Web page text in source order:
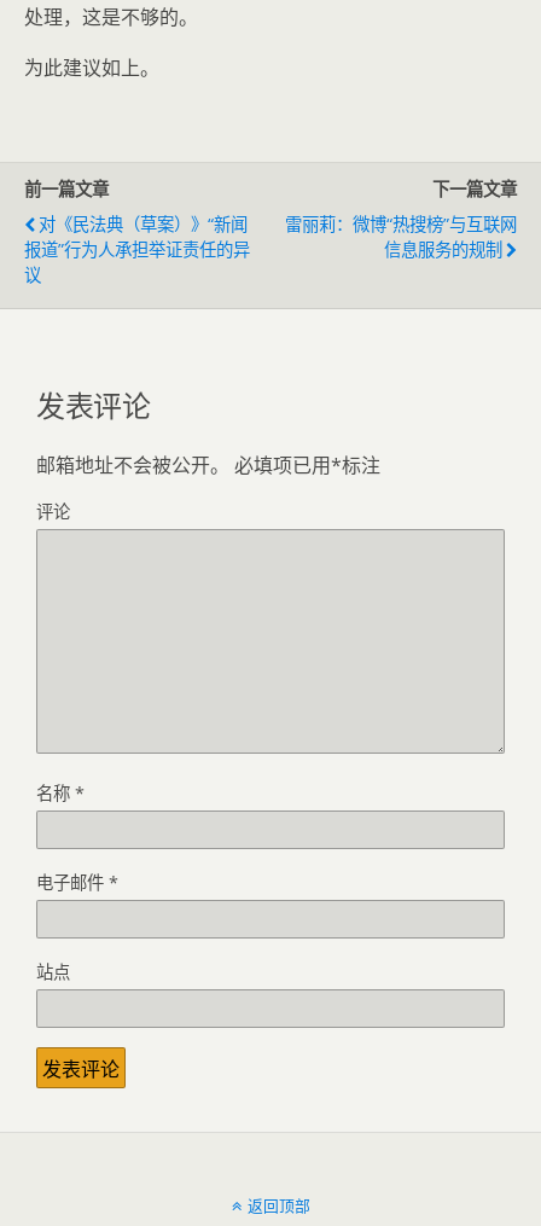
处理，这是不够的。
为此建议如上。
前一篇文章
对《民法典（草案）》“新闻
报道”行为人承担举证责任的异
议
下一篇文章
雷丽莉：微博“热搜榜”与互联网
信息服务的规制
发表评论
邮箱地址不会被公开。 必填项已用*标注
评论
名称 *
电子邮件 *
站点
返回顶部